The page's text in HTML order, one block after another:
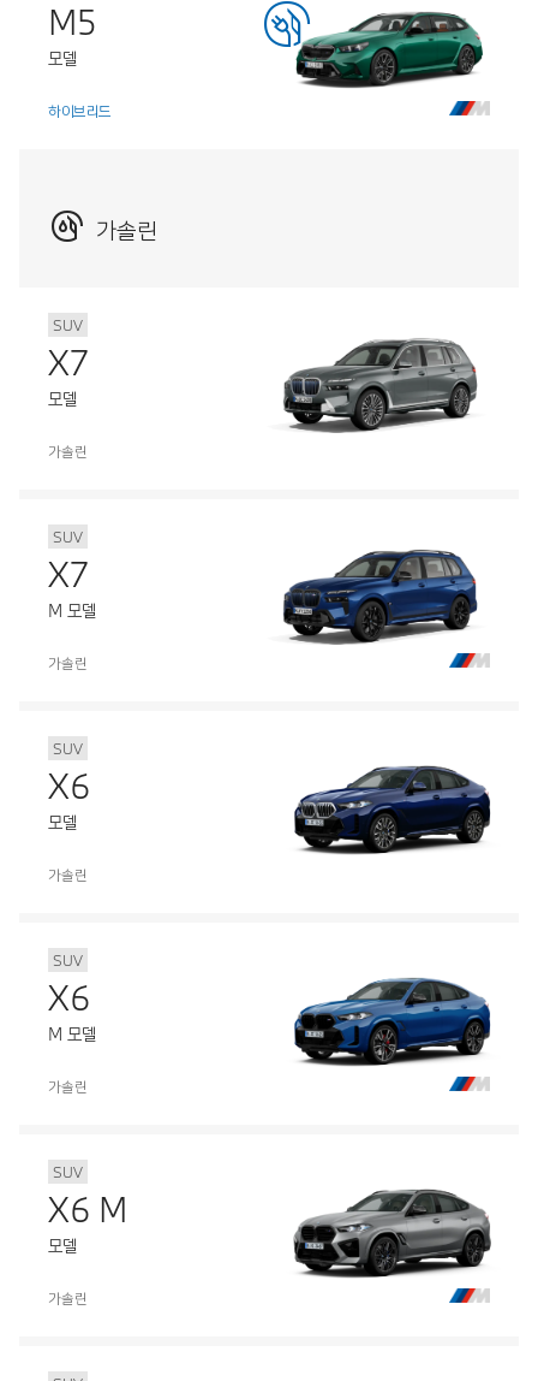
M5
모델
하이브리드
가솔린
SUV
X7
모델
가솔린
SUV
X7
M 모델
가솔린
SUV
X6
모델
가솔린
SUV
X6
M 모델
가솔린
SUV
X6 M
모델
가솔린